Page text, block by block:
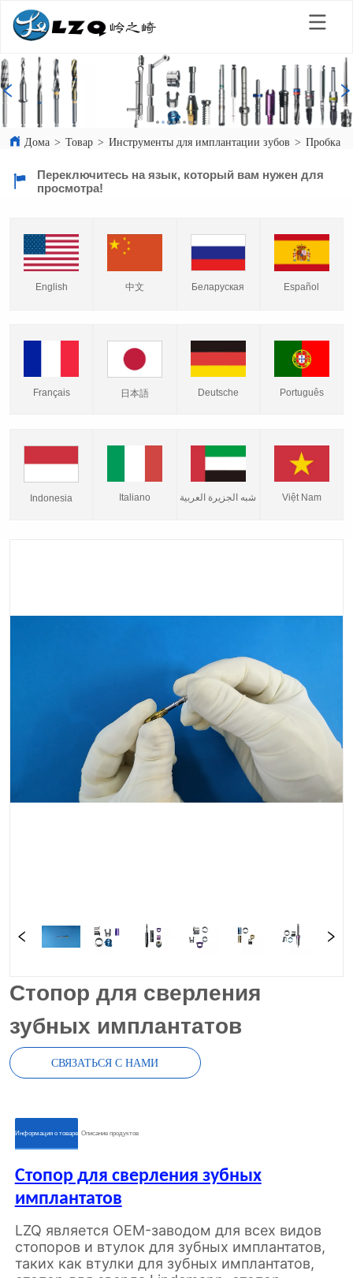
Дома > Товар > Инструменты для имплантации зубов > Пробка
Переключитесь на язык, который вам нужен для
просмотра!
English 中文 Беларуская Español
Français 日本語 Deutsche Português
Indonesia Italiano شبه الجزيرة العربية Việt Nam
Стопор для сверления
зубных имплантатов
СВЯЗАТЬСЯ С НАМИ
ㅤㅤИнформация о товареㅤㅤ ㅤㅤОписание продуктовㅤㅤ